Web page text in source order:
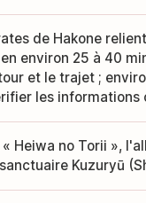
de Hakone
environ 25 à 40
et le trajet ;
les informations
Heiwa no Torii »,
Kuzuryū